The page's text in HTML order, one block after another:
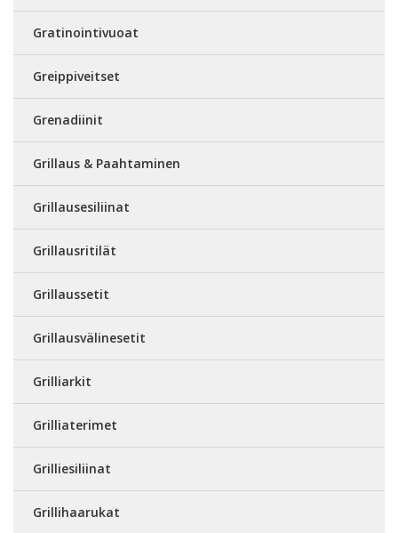
Gratinointivuoat
Greippiveitset
Grenadiinit
Grillaus & Paahtaminen
Grillausesiliinat
Grillausritilät
Grillaussetit
Grillausvälinesetit
Grilliarkit
Grilliaterimet
Grilliesiliinat
Grillihaarukat